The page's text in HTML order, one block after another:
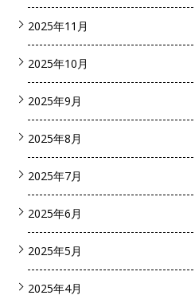
2025年11月
2025年10月
2025年9月
2025年8月
2025年7月
2025年6月
2025年5月
2025年4月